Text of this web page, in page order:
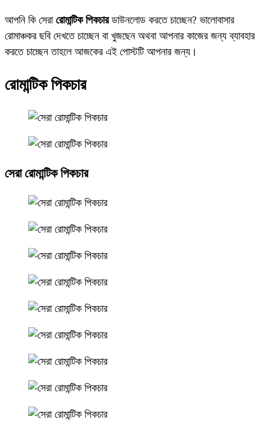
আপনি কি সেরা রোমান্টিক পিকচারডাউনলোড করতে চাচ্ছেন? ভালোবাসার
রোমাঞ্চকর ছবি দেখতে চাচ্ছেন বা খুজছেন অথবা আপনার কাজের জন্য ব্যাবহার
করতে চাচ্ছেন তাহলে আজকের এই পোস্টটি আপনার জন্য।
রোমান্টিক পিকচার
সেরা রোমান্টিক পিকচার